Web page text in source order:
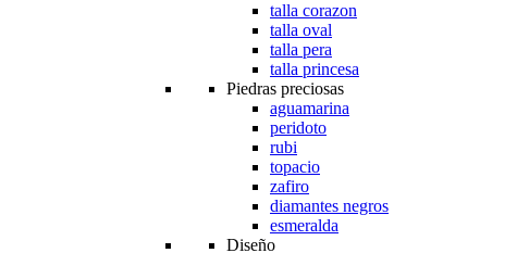
talla corazon
talla oval
talla pera
talla princesa
Piedras preciosas
aguamarina
peridoto
rubi
topacio
zafiro
diamantes negros
esmeralda
Diseño